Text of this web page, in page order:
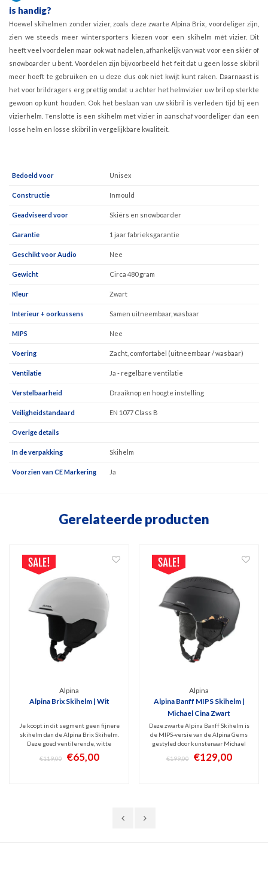
is handig?
Hoewel skihelmen zonder vizier, zoals deze zwarte Alpina Brix, voordeliger zijn,
zien we steeds meer wintersporters kiezen voor een skihelm mét vizier. Dit
heeft veel voordelen maar ook wat nadelen, afhankelijk van wat voor een skiër of
snowboarder u bent. Voordelen zijn bijvoorbeeld het feit dat u geen losse skibril
meer hoeft te gebruiken en u deze dus ook niet kwijt kunt raken. Daarnaast is
het voor brildragers erg prettig omdat u achter het helmvizier uw bril op sterkte
gewoon op kunt houden. Ook het beslaan van uw skibril is verleden tijd bij een
vizierhelm. Tenslotte is een skihelm met vizier in aanschaf voordeliger dan een
losse helm en losse skibril in vergelijkbare kwaliteit.
Bedoeld voor Unisex
Constructie Inmould
Geadviseerd voor Skiërs en snowboarder
Garantie 1 jaar fabrieksgarantie
Geschikt voor Audio Nee
Gewicht Circa 480 gram
Kleur Zwart
Interieur + oorkussens Samen uitneembaar, wasbaar
MIPS Nee
Voering Zacht, comfortabel (uitneembaar / wasbaar)
Ventilatie Ja - regelbare ventilatie
Verstelbaarheid Draaiknop en hoogte instelling
Veiligheidstandaard EN 1077 Class B
Overige details
In de verpakking Skihelm
Voorzien van CE Markering Ja
Gerelateerde producten
Alpina
Alpina Brix Skihelm | Wit
Je koopt in dit segment geen fijnere
skihelm dan de Alpina Brix Skihelm.
Deze goed ventilerende, witte
Inmold skihelm is licht maar stevig.
Hij is verstelbaar en heeft een
€119,00 €65,00
Alpina
Alpina Banff MIPS Skihelm |
Michael Cina Zwart
Deze zwarte Alpina Banff Skihelm is
de MIPS-versie van de Alpina Gems
gestyled door kunstenaar Michael
Cina. Onder de motorkap heeft deze
Banff MIPS hybride skihelm een
€199,00 €129,00